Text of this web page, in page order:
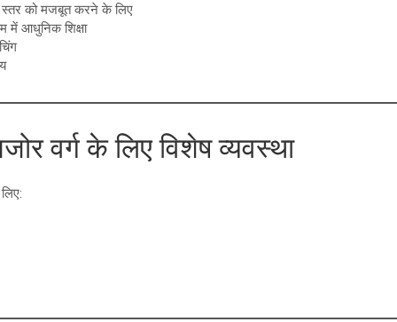
स्तर को मजबूत करने के लिए
में आधुनिक शिक्षा
वर्ग के लिए विशेष व्यवस्था